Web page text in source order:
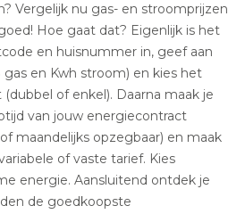
Vergelijk nu gas- en stroomprijzen
Hoe gaat dat? Eigenlijk is het
en huisnummer in, geef aan
en Kwh stroom) en kies het
of enkel). Daarna maak je
van jouw energiecontract
maandelijks opzegbaar) en maak
of vaste tarief. Kies
energie. Aansluitend ontdek je
de goedkoopste